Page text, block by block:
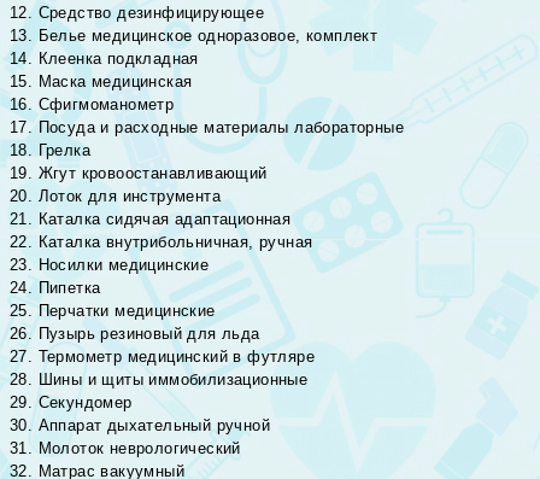
12. Средство дезинфицирующее
13. Белье медицинское одноразовое, комплект
14. Клеенка подкладная
15. Маска медицинская
16. Сфигмоманометр
17. Посуда и расходные материалы лабораторные
18. Грелка
19. Жгут кровоостанавливающий
20. Лоток для инструмента
21. Каталка сидячая адаптационная
22. Каталка внутрибольничная, ручная
23. Носилки медицинские
24. Пипетка
25. Перчатки медицинские
26. Пузырь резиновый для льда
27. Термометр медицинский в футляре
28. Шины и щиты иммобилизационные
29. Секундомер
30. Аппарат дыхательный ручной
31. Молоток неврологический
32. Матрас вакуумный